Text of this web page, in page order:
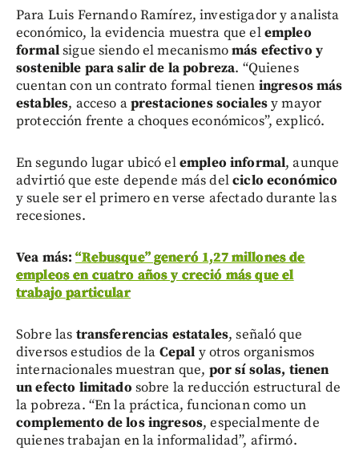
Para Luis Fernando Ramírez, investigador y analista
económico, la evidencia muestra que elempleo
formalsigue siendo el mecanismomás efectivo y
sostenible para salir de la pobreza. “Quienes
cuentan con un contrato formal tienen ingresos más
estables, acceso aprestaciones socialesy mayor
protección frente a choques económicos”, explicó.
En segundo lugar ubicó elempleo informal, aunque
advirtió que este depende más delciclo económico
y suele ser el primero en verse afectado durante las
recesiones.
Vea más:“Rebusque” generó 1,27 millones de
empleos en cuatro años y creció más que el
trabajo particular
Sobre las transferencias estatales, señaló que
diversos estudios de la Cepal y otros organismos
internacionales muestran que, por sí solas, tienen
un efecto limitado sobre la reducción estructural de
la pobreza. “En la práctica, funcionan como un
complemento de los ingresos, especialmente de
quienes trabajan en la informalidad”, afirmó.